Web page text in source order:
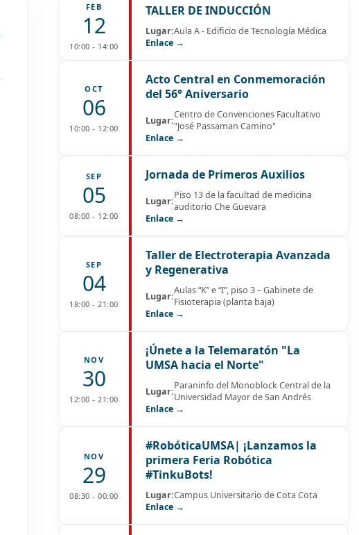
FEB
12
10:00 - 14:00
TALLER DE INDUCCIÓN
Lugar:Aula A - Edificio de Tecnología Médica
Enlace →
OCT
06
10:00 - 12:00
Acto Central en Conmemoración
del 56° Aniversario
Lugar:Centro de Convenciones Facultativo
"José Passaman Camino"
Enlace →
SEP
05
08:00 - 12:00
Jornada de Primeros Auxilios
Lugar:Piso 13 de la facultad de medicina
auditorio Che Guevara
Enlace →
SEP
04
18:00 - 21:00
Taller de Electroterapia Avanzada
y Regenerativa
Lugar:Aulas “K” e “I”, piso 3 – Gabinete de
Fisioterapia (planta baja)
Enlace →
NOV
30
12:00 - 21:00
¡Únete a la Telemaratón "La
UMSA hacia el Norte"
Lugar:Paraninfo del Monoblock Central de la
Universidad Mayor de San Andrés
Enlace →
NOV
29
08:30 - 00:00
#RobóticaUMSA| ¡Lanzamos la
primera Feria Robótica
#TinkuBots!
Lugar:Campus Universitario de Cota Cota
Enlace →